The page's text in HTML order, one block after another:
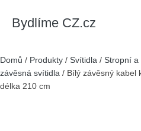
Bydlíme CZ.cz
Domů / Produkty / Svítidla / Stropní a
závěsná svítidla / Bílý závěsný kabel
délka 210 cm